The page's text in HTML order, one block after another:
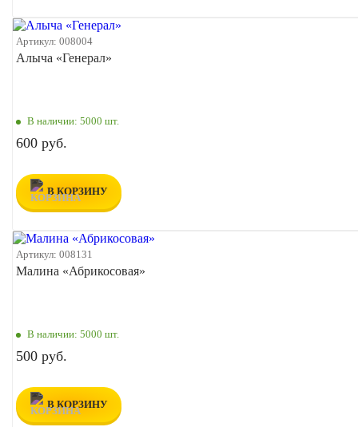
Артикул: 008004
Алыча «Генерал»
В наличии: 5000 шт.
600 руб.
В КОРЗИНУ
Артикул: 008131
Малина «Абрикосовая»
В наличии: 5000 шт.
500 руб.
В КОРЗИНУ